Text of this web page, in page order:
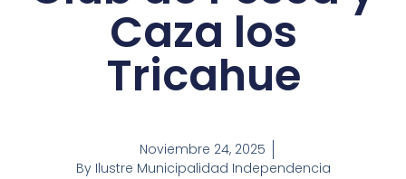
Caza los
Tricahue
Noviembre 24, 2025
ByIlustre Municipalidad Independencia